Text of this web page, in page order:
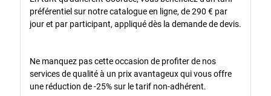
préférentiel sur notre catalogue en ligne, de 290 € par
jour et par participant, appliqué dès la demande de devis.
Ne manquez pas cette occasion de profiter de nos
services de qualité à un prix avantageux qui vous offre
une réduction de -25% sur le tarif non-adhérent.